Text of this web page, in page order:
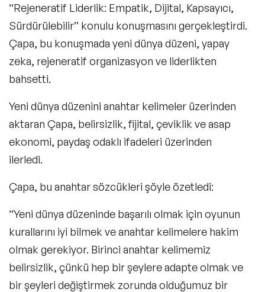
“Rejeneratif Liderlik: Empatik, Dijital, Kapsayıcı,
Sürdürülebilir” konulu konuşmasını gerçekleştirdi.
Çapa, bu konuşmada yeni dünya düzeni, yapay
zeka, rejeneratif organizasyon ve liderlikten
bahsetti.
Yeni dünya düzenini anahtar kelimeler üzerinden
aktaran Çapa, belirsizlik, fijital, çeviklik ve asap
ekonomi, paydaş odaklı ifadeleri üzerinden
ilerledi.
Çapa, bu anahtar sözcükleri şöyle özetledi:
“Yeni dünya düzeninde başarılı olmak için oyunun
kurallarını iyi bilmek ve anahtar kelimelere hakim
olmak gerekiyor. Birinci anahtar kelimemiz
belirsizlik, çünkü hep bir şeylere adapte olmak ve
bir şeyleri değiştirmek zorunda olduğumuz bir